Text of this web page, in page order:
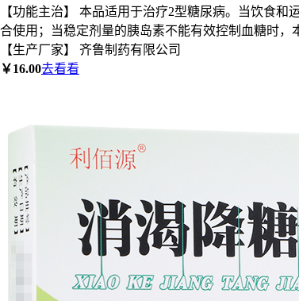
【功能主治】 本品适用于治疗2型糖尿病。当饮食
合使用；当稳定剂量的胰岛素不能有效控制血糖时
【生产厂家】 齐鲁制药有限公司
￥16.00去看看